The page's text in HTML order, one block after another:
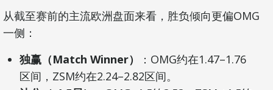
从截至赛前的主流欧洲盘面来看，胜负倾向更偏OMG
一侧：
独赢（Match Winner）
：OMG约在1.47–1.76
区间，ZSM约在2.24–2.82区间。